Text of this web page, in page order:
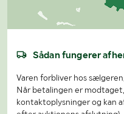
Sådan fungerer
Varen forbliver hos
Når betalingen er
kontaktoplysninger og kan